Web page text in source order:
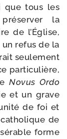
que tous les
la
de l’Église,
refus de la
seule­ment
par­ti­cu­lière,
Novus Ordo
et un grave
de foi et
de
forme